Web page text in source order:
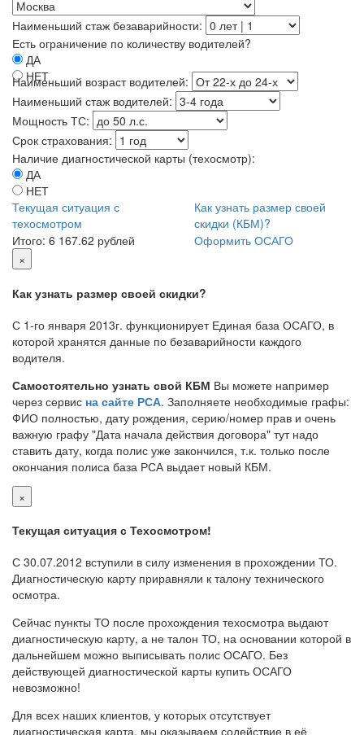
Наименьший стаж безаварийности:
Есть ограничение по количеству водителей?
ДА
НЕТ
Наименьший возраст водителей:
Наименьший стаж водителей:
Мощность ТС:
Срок страхования:
Наличие диагностической карты (техосмотр):
ДА
НЕТ
Текущая ситуация с
техосмотром
Как узнать размер своей
скидки (КБМ)?
Итого: 6 167.62 рублей
Оформить ОСАГО
×
Как узнать размер своей скидки?
С 1-го января 2013г. функционирует Единая база ОСАГО, в
которой хранятся данные по безаварийности каждого
водителя.
Самостоятельно узнать свой КБМ Вы можете например
через сервис на сайте РСА. Заполняете необходимые графы:
ФИО полностью, дату рождения, серию/номер прав и очень
важную графу "Дата начала действия договора" тут надо
ставить дату, когда полис уже закончился, т.к. только после
окончания полиса база РСА выдает новый КБМ.
×
Текущая ситуация с Техосмотром!
С 30.07.2012 вступили в силу изменения в прохождении ТО.
Диагностическую карту приравняли к талону технического
осмотра.
Сейчас пункты ТО после прохождения техосмотра выдают
диагностическую карту, а не талон ТО, на основании которой в
дальнейшем можно выписывать полис ОСАГО. Без
действующей диагностической карты купить ОСАГО
невозможно!
Для всех наших клиентов, у которых отсутствует
диагностическая карта, мы оказываем содействие в её